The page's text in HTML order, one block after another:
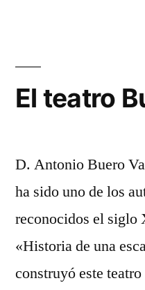
El teatro
D. Antonio Buero
ha sido uno de los
reconocidos el siglo
«Historia de una
construyó este